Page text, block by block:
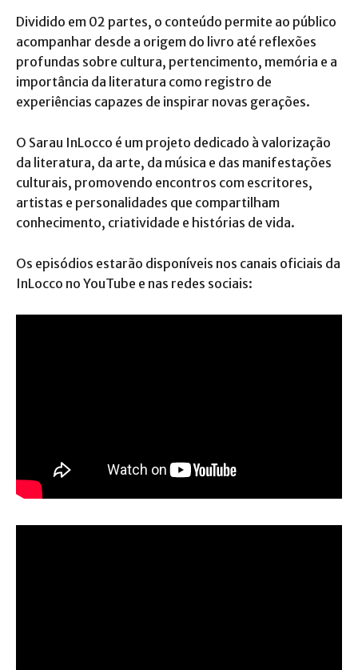
Dividido em 02 partes, o conteúdo permite ao público
acompanhar desde a origem do livro até reflexões
profundas sobre cultura, pertencimento, memória e a
importância da literatura como registro de
experiências capazes de inspirar novas gerações.
O Sarau InLocco é um projeto dedicado à valorização
da literatura, da arte, da música e das manifestações
culturais, promovendo encontros com escritores,
artistas e personalidades que compartilham
conhecimento, criatividade e histórias de vida.
Os episódios estarão disponíveis nos canais oficiais da
InLocco no YouTube e nas redes sociais: